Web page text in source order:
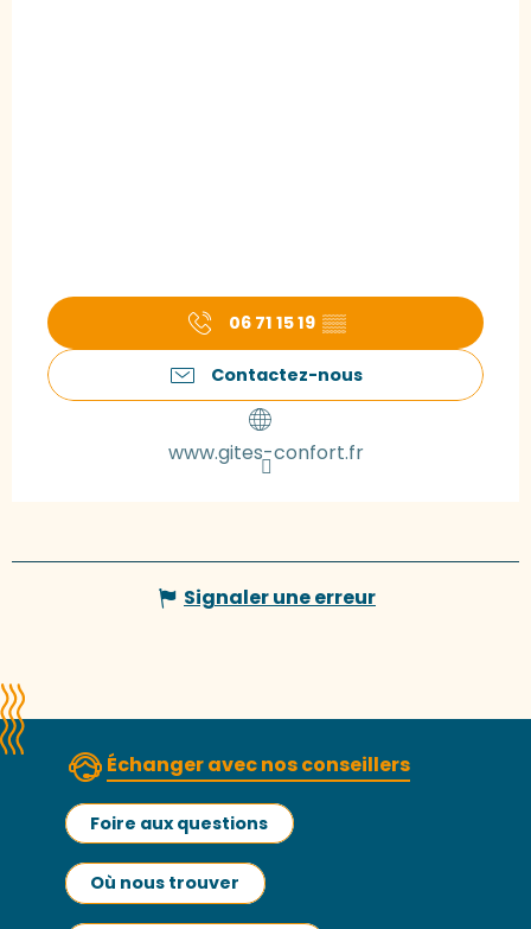
06 71 15 19 ▒▒
Contactez-nous
www.gites-confort.fr
Signaler une erreur
Échanger avec nos conseillers
Foire aux questions
Où nous trouver